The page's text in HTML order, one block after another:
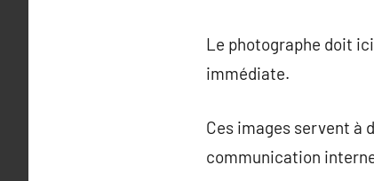
Le photographe doit
immédiate.
Ces images servent à
communication